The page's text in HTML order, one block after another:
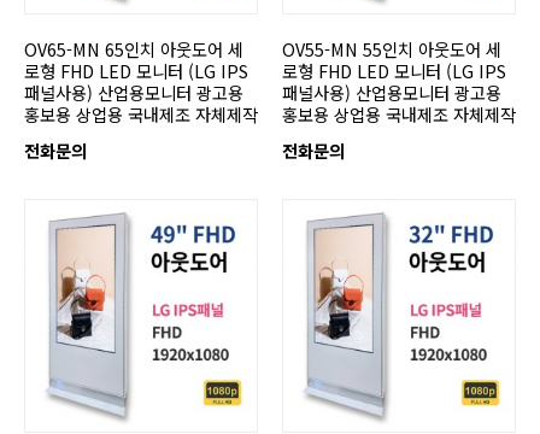
OV65-MN 65인치 아웃도어 세
로형 FHD LED 모니터 (LG IPS
패널사용) 산업용모니터 광고용
홍보용 상업용 국내제조 자체제작
전화문의
OV55-MN 55인치 아웃도어 세
로형 FHD LED 모니터 (LG IPS
패널사용) 산업용모니터 광고용
홍보용 상업용 국내제조 자체제작
전화문의